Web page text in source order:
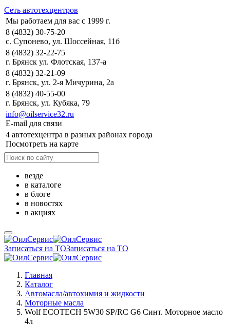
Сеть автотехцентров
Мы работаем для вас с 1999 г.
8 (4832) 30-75-20
с. Супонево, ул. Шоссейная, 11б
8 (4832) 32-22-75
г. Брянск ул. Флотская, 137-а
8 (4832) 32-21-09
г. Брянск, ул. 2-я Мичурина, 2а
8 (4832) 40-55-00
г. Брянск, ул. Кубяка, 79
info@oilservice32.ru
E-mail для связи
4 автотехцентра в разных районах города
Посмотреть на карте
везде
в каталоге
в блоге
в новостях
в акциях
Записаться на ТОЗаписаться на ТО
Главная
Каталог
Автомасла/автохимия и жидкости
Моторные масла
Wolf ECOTECH 5W30 SP/RC G6 Синт. Моторное масло
4л